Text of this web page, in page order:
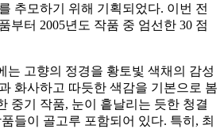
추모하기 위해 기획되었다. 이번 전
부터 2005년도 작품 중 엄선한 30 점
는 고향의 정경을 황토빛 색채의 감성
화사하고 따듯한 색감을 기본으로 봄
중기 작품, 눈이 흩날리는 듯한 청결
들이 골고루 포함되어 있다. 특히, 최